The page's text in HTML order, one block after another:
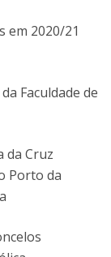
em 2020/21
Faculdade de
da Cruz
Porto da